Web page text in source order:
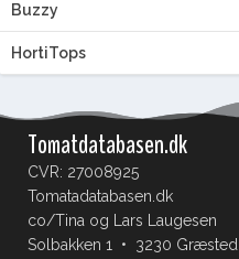
Buzzy
HortiTops
Tomatdatabasen.dk
CVR: 27008925
Tomatadatabasen.dk
co/Tina og Lars Laugesen
Solbakken 1 • 3230 Græsted